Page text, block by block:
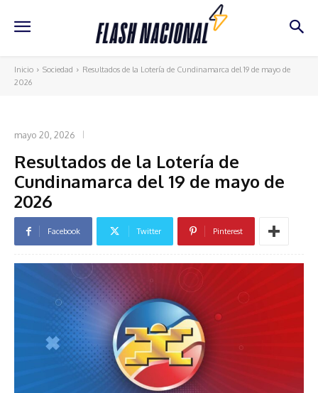
Inicio Sociedad
Resultados de la Lotería de Cundinamarca del 19 de mayo de
2026
mayo 20, 2026
Resultados de la Lotería de
Cundinamarca del 19 de mayo de
2026
Facebook Twitter Pinterest